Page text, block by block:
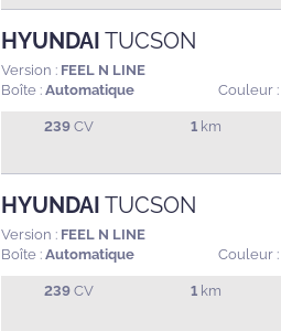
HYUNDAI TUCSON
Version : FEEL N LINE
Boîte : Automatique Couleur :
239 CV 1 km
HYUNDAI TUCSON
Version : FEEL N LINE
Boîte : Automatique Couleur :
239 CV 1 km